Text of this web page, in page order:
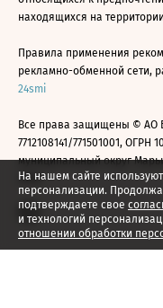
На нашем сайте
персонализации.
подтверждаете свое
и технологий
отношении обработки
находящихся на
Правила применения
рекламно-обменной сети,
24smi
Все права защищены © АО
7712108141/771501001, ОГРН
муниципальный округ
2026